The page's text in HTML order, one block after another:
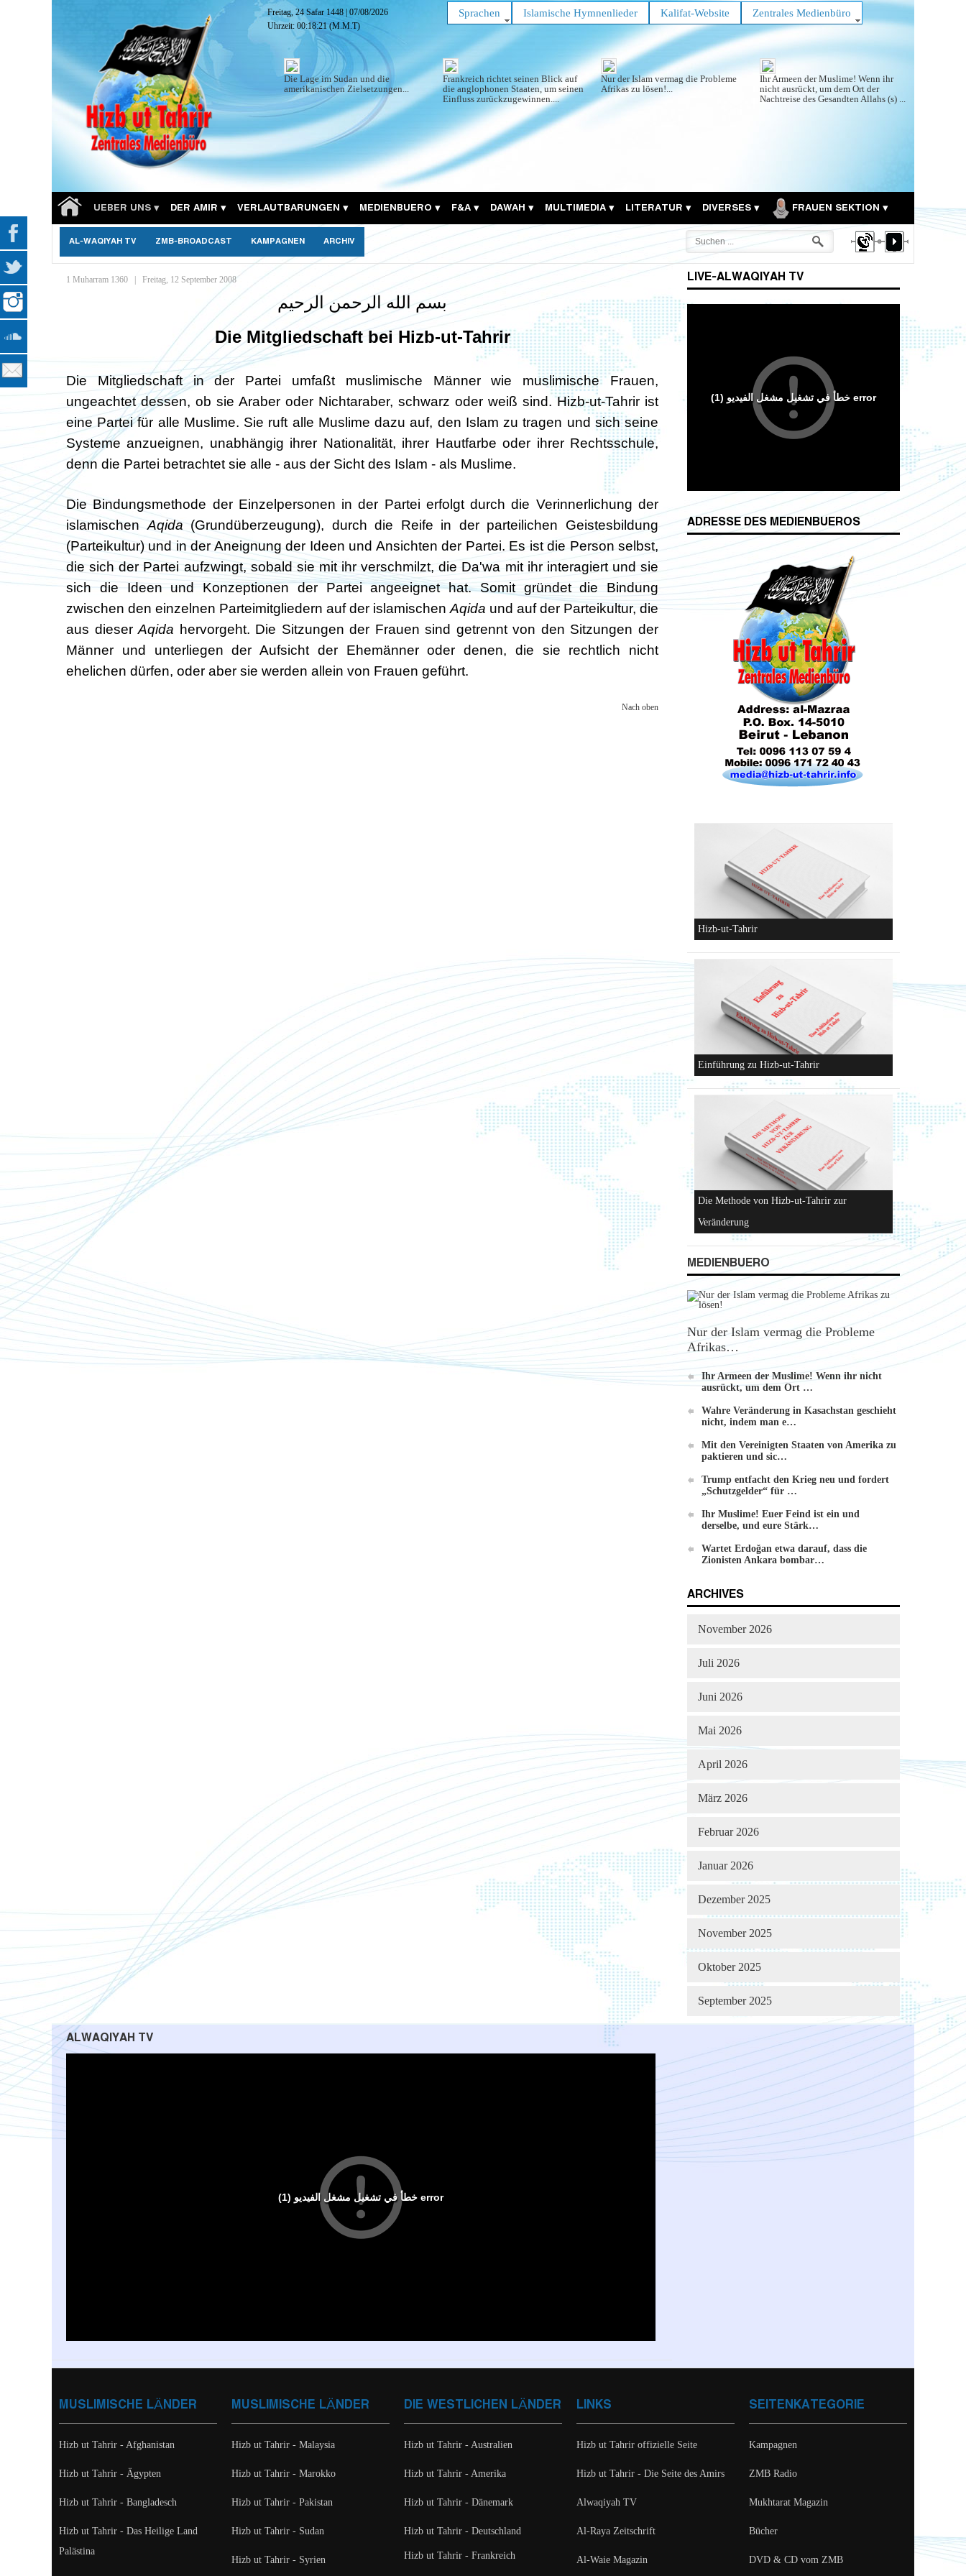
Freitag, 24 Safar 1448 07/08/2026
Uhrzeit: 00:18:22(M.M.T)
Sprachen Islamische Hymnenlieder Kalifat-Website Zentrales Medienbüro
Die Lage im Sudan und die
amerikanischen Zielsetzungen...
Frankreich richtet seinen Blick auf
die anglophonen Staaten, um seinen
Einfluss zurückzugewinnen....
Nur der Islam vermag die Probleme
Afrikas zu lösen!...
Ihr Armeen der Muslime! Wenn ihr
nicht ausrückt, um dem Ort der
Nachtreise des Gesandten Allahs (s) ...
UEBER UNS DER AMIR VERLAUTBARUNGEN MEDIENBUERO F&A DAWAH MULTIMEDIA LITERATUR DIVERSES FRAUEN SEKTION
AL-WAQIYAH TV ZMB-BROADCAST KAMPAGNEN ARCHIV
1 Muharram 1360 Freitag, 12 September 2008
بسم الله الرحمن الرحيم
Die Mitgliedschaft bei Hizb-ut-Tahrir
Die Mitgliedschaft in der Partei umfaßt muslimische Männer wie muslimische Frauen,
ungeachtet dessen, ob sie Araber oder Nichtaraber, schwarz oder weiß sind. Hizb-ut-Tahrir ist
eine Partei für alle Muslime. Sie ruft alle Muslime dazu auf, den Islam zu tragen und sich seine
Systeme anzueignen, unabhängig ihrer Nationalität, ihrer Hautfarbe oder ihrer Rechtsschule,
denn die Partei betrachtet sie alle - aus der Sicht des Islam - als Muslime.
Die Bindungsmethode der Einzelpersonen in der Partei erfolgt durch die Verinnerlichung der
islamischenAqida (Grundüberzeugung), durch die Reife in der parteilichen Geistesbildung
(Parteikultur) und in der Aneignung der Ideen und Ansichten der Partei. Es ist die Person selbst,
die sich der Partei aufzwingt, sobald sie mit ihr verschmilzt, die Da'wa mit ihr interagiert und sie
sich die Ideen und Konzeptionen der Partei angeeignet hat. Somit gründet die Bindung
zwischen den einzelnen Parteimitgliedern auf der islamischen Aqida und auf der Parteikultur, die
aus dieserAqida hervorgeht. Die Sitzungen der Frauen sind getrennt von den Sitzungen der
Männer und unterliegen der Aufsicht der Ehemänner oder denen, die sie rechtlich nicht
ehelichen dürfen, oder aber sie werden allein von Frauen geführt.
Nach oben
LIVE-ALWAQIYAH TV
ADRESSE DES MEDIENBUEROS
Hizb-ut-Tahrir
Einführung zu Hizb-ut-Tahrir
Die Methode von Hizb-ut-Tahrir zur
Veränderung
Die Lebensordnung des Islam
Die parteiliche Blockbildung
Konzeptionen von Hizb-ut-Tahrir
Wesenszüge islamischen Charakters
Das Kalifat
MEDIENBUERO
Nur der Islam vermag die Probleme
Afrikas…
Ihr Armeen der Muslime! Wenn ihr nicht
ausrückt, um dem Ort …
Wahre Veränderung in Kasachstan geschieht
nicht, indem man e…
Mit den Vereinigten Staaten von Amerika zu
paktieren und sic…
Trump entfacht den Krieg neu und fordert
„Schutzgelder“ für …
Ihr Muslime! Euer Feind ist ein und
derselbe, und eure Stärk…
Wartet Erdoğan etwa darauf, dass die
Zionisten Ankara bombar…
ARCHIVES
November 2026
Juli 2026
Juni 2026
Mai 2026
April 2026
März 2026
Februar 2026
Januar 2026
Dezember 2025
November 2025
Oktober 2025
September 2025
ALWAQIYAH TV
SEITENKATEGORIE
Kampagnen
ZMB Radio
Mukhtarat Magazin
Bücher
DVD & CD vom ZMB
LINKS
Hizb ut Tahrir offizielle Seite
Hizb ut Tahrir - Die Seite des Amirs
Alwaqiyah TV
Al-Raya Zeitschrift
Al-Waie Magazin
DIE WESTLICHEN LÄNDER
Hizb ut Tahrir - Australien
Hizb ut Tahrir - Amerika
Hizb ut Tahrir - Dänemark
Hizb ut Tahrir - Deutschland
Hizb ut Tahrir - Frankreich
MUSLIMISCHE LÄNDER
Hizb ut Tahrir - Malaysia
Hizb ut Tahrir - Marokko
Hizb ut Tahrir - Pakistan
Hizb ut Tahrir - Sudan
Hizb ut Tahrir - Syrien
MUSLIMISCHE LÄNDER
Hizb ut Tahrir - Afghanistan
Hizb ut Tahrir - Ägypten
Hizb ut Tahrir - Bangladesch
Hizb ut Tahrir - Das Heilige Land
Palästina